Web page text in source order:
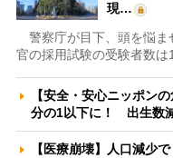
現…
警察庁が目下、頭を悩ま
官の採用試験の受験者数
【安全・安心ニッポン
分の1以下に！ 出生数
【医療崩壊】人口減少